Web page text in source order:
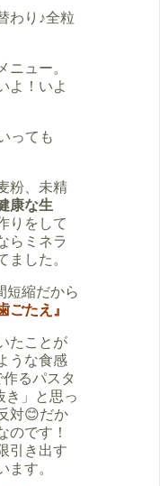
わり♪全粒
ュー。
よ！いよ
っても
粉、未精
康な生
りをして
らミネラ
した。
短縮だから
ごたえ』
たことが
うな食感
るパスタ
」と思っ
対😊だか
のです！
引き出す
す。